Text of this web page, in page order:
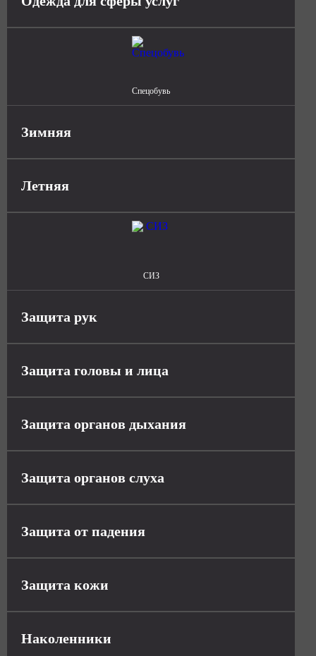
Спецобувь
Зимняя
Летняя
СИЗ
Защита рук
Защита головы и лица
Защита органов дыхания
Защита органов слуха
Защита от падения
Защита кожи
Наколенники